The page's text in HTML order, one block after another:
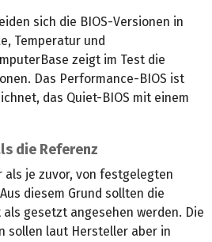
sich die BIOS-Versionen in
Temperatur und
zeigt im Test die
Das Performance-BIOS ist
das Quiet-BIOS mit einem
die Referenz
als je zuvor, von festgelegten
diesem Grund sollten die
gesetzt angesehen werden. Die
sollen laut Hersteller aber in